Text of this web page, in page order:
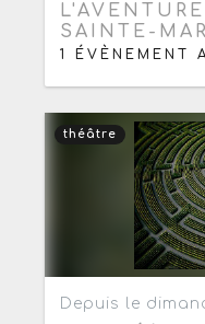
SAINTE-
1 ÉVÈNEMENT
théâtre
Depuis le